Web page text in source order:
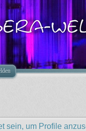
sein, um Profile